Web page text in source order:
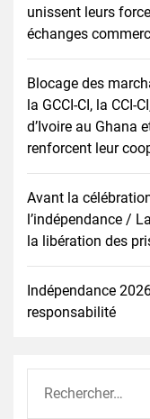
unissent leurs
échanges
Blocage des
la GCCI-CI, la CCI-
d’Ivoire au Ghana
renforcent leur
Avant la
l’indépendance /
la libération des
Indépendance
responsabilité